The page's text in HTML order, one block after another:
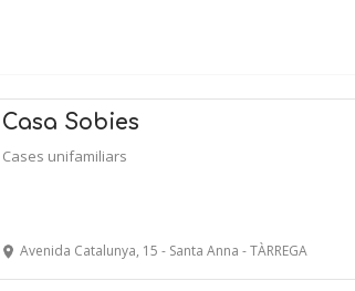
Casa Sobies
Cases unifamiliars
Avenida Catalunya, 15 - Santa Anna - TÀRREGA